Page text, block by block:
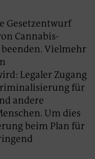
Gesetzentwurf
Cannabis-
Vielmehr
Legaler Zugang
für
andere
Um dies
beim Plan für